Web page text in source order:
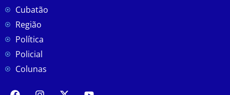
Cubatão
Região
Política
Policial
Colunas